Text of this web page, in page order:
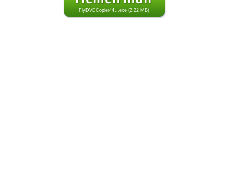
FlyDVDCopier44...exe (2.22 MB)